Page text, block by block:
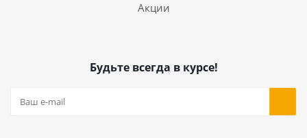
Акции
Будьте всегда в курсе!